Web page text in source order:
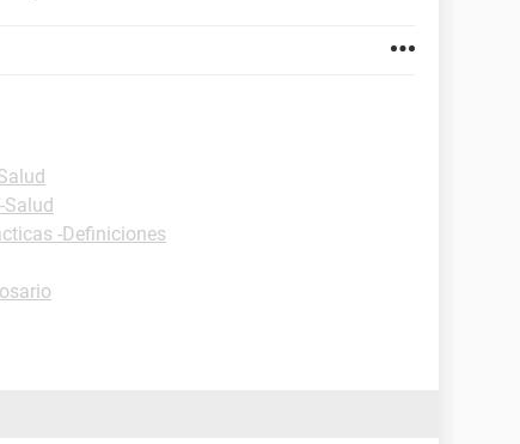
Salud
-Definiciones